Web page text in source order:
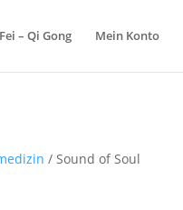
– Qi Gong Mein Konto
/ Sound of Soul